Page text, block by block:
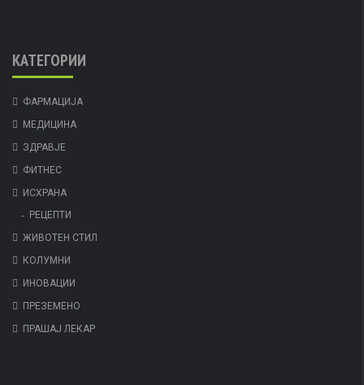
КАТЕГОРИИ
ФАРМАЦИЈА
МЕДИЦИНА
ЗДРАВЈЕ
ФИТНЕС
ИСХРАНА
РЕЦЕПТИ
ЖИВОТЕН СТИЛ
КОЛУМНИ
ИНОВАЦИИ
ПРЕЗЕМЕНО
ПРАШАЈ ЛЕКАР